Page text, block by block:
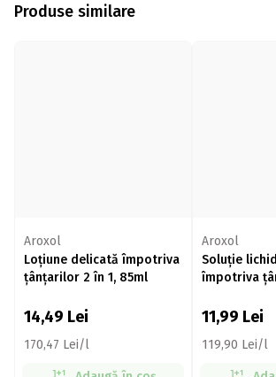
Produse similare
Aroxol
Loțiune delicată împotriva
țânțarilor 2 în 1, 85ml
14,49 Lei
170,47 Lei/l
Aroxol
Soluție
împotriva
11,99 Lei
119,90 Lei/l